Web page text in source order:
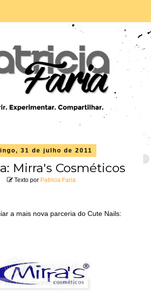
31 de julho de 2011
Mirra's Cosméticos
Texto por Patricia Faria
a mais nova parceria do Cute Nails: